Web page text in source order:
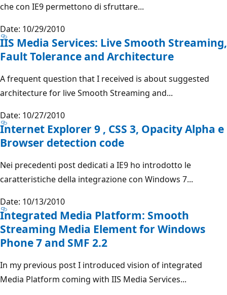
che con IE9 permettono di sfruttare...
Date: 10/29/2010
IIS Media Services: Live Smooth Streaming,
Fault Tolerance and Architecture
A frequent question that I received is about suggested
architecture for live Smooth Streaming and...
Date: 10/27/2010
Internet Explorer 9 , CSS 3, Opacity Alpha e
Browser detection code
Nei precedenti post dedicati a IE9 ho introdotto le
caratteristiche della integrazione con Windows 7...
Date: 10/13/2010
Integrated Media Platform: Smooth
Streaming Media Element for Windows
Phone 7 and SMF 2.2
In my previous post I introduced vision of integrated
Media Platform coming with IIS Media Services...